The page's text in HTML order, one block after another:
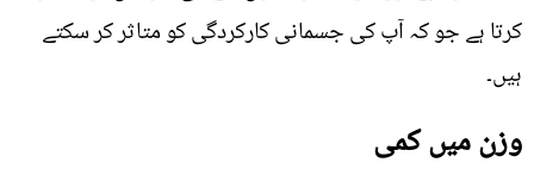
کرتا ہے جو کہ آپ کی جسمانی کارکردگی کو متاثر کر سکتے
ہیں۔
وزن میں کمی